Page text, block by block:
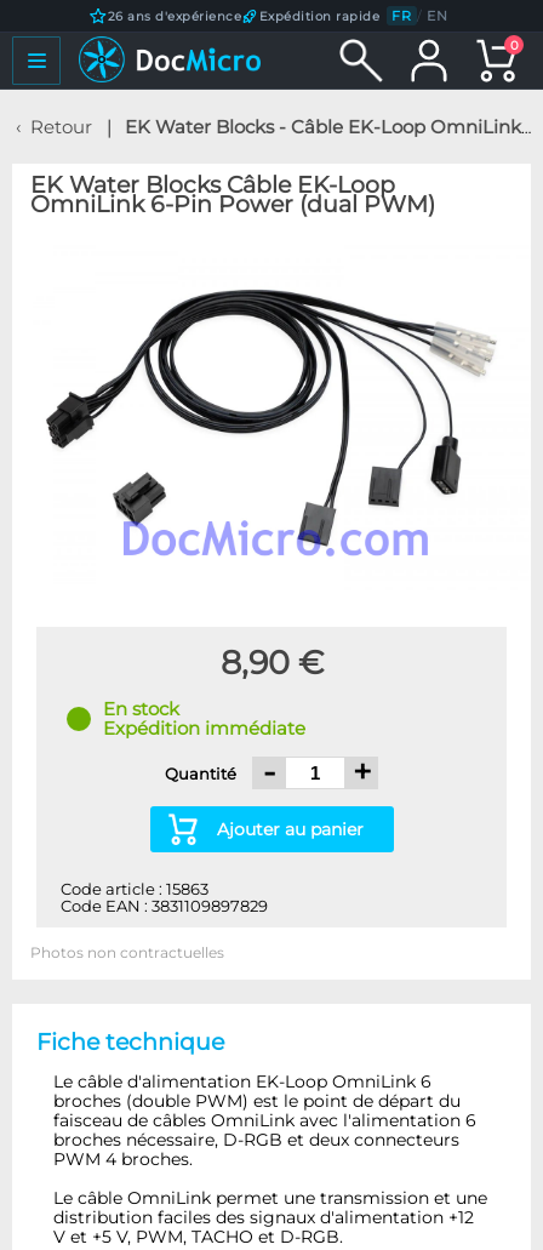
26 ans d'expérience Expédition rapide FR / EN
0
Retour EK Water Blocks - Câble EK-Loop OmniLink 6-Pin Power (dual PWM)
EK Water Blocks Câble EK-Loop
OmniLink 6-Pin Power (dual PWM)
8,90 €
En stock
Expédition immédiate
Quantité - +
Ajouter au panier
Code article : 15863
Code EAN : 3831109897829
Photos non contractuelles
Fiche technique
Le câble d'alimentation EK-Loop OmniLink 6
broches (double PWM) est le point de départ du
faisceau de câbles OmniLink avec l'alimentation 6
broches nécessaire, D-RGB et deux connecteurs
PWM 4 broches.
Le câble OmniLink permet une transmission et une
distribution faciles des signaux d'alimentation +12
V et +5 V, PWM, TACHO et D-RGB.